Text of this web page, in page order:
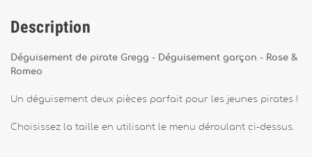
Description
Déguisement de pirate Gregg - Déguisement garçon - Rose &
Romeo
Un déguisement deux pièces parfait pour les jeunes pirates !
Choisissez la taille en utilisant le menu déroulant ci-dessus.